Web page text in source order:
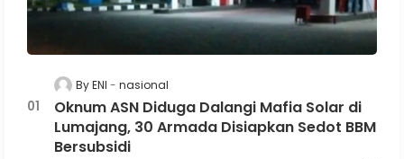
By ENI nasional
Oknum ASN Diduga Dalangi Mafia Solar di
Lumajang, 30 Armada Disiapkan Sedot BBM
Bersubsidi